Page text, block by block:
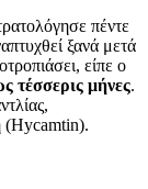
πέντε
ξανά μετά
είπε ο
τέσσερις μήνες.
(Hycamtin).